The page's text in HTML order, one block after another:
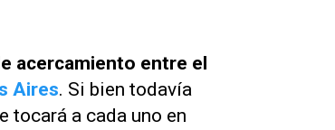
acercamiento entre el
Aires. Si bien todavía
tocará a cada uno en